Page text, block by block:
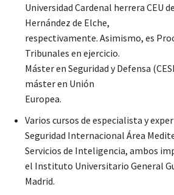
Universidad Cardenal herrera CEU
Hernández de Elche,
respectivamente. Asimismo, es
Tribunales en ejercicio.
Máster en Seguridad y Defensa
máster en Unión
Europea.
Varios cursos de especialista y
Seguridad Internacional Área
Servicios de Inteligencia, ambos
el Instituto Universitario General
Madrid.